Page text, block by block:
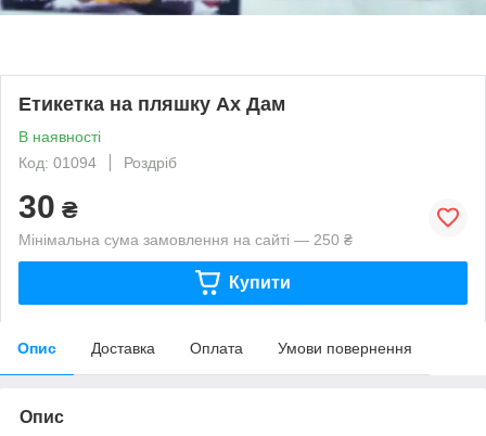
Етикетка на пляшку Ах Дам
В наявності
Код: 01094
Роздріб
30 ₴
Мінімальна сума замовлення на сайті — 250 ₴
Купити
Опис Доставка Оплата Умови повернення
Опис